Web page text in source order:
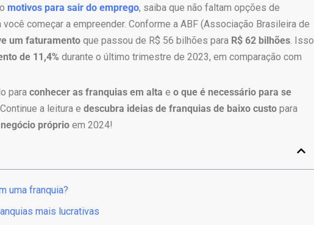
motivos para sair do emprego, saiba que não faltam opções de
começar a empreender. Conforme a ABF (Associação Brasileira de
um faturamento que passou de R$ 56 bilhões para R$ 62 bilhões . Isso
de 11,4% durante o último trimestre de 2023, em comparação com
para conhecer as franquias em alta e o que é necessário para se
. Continue a leitura e descubra ideias de franquias de baixo custo para
negócio próprio em 2024!
uma franquia?
mais lucrativas